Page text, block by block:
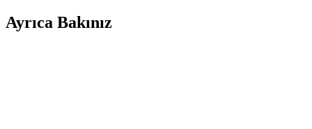
Ayrıca Bakınız